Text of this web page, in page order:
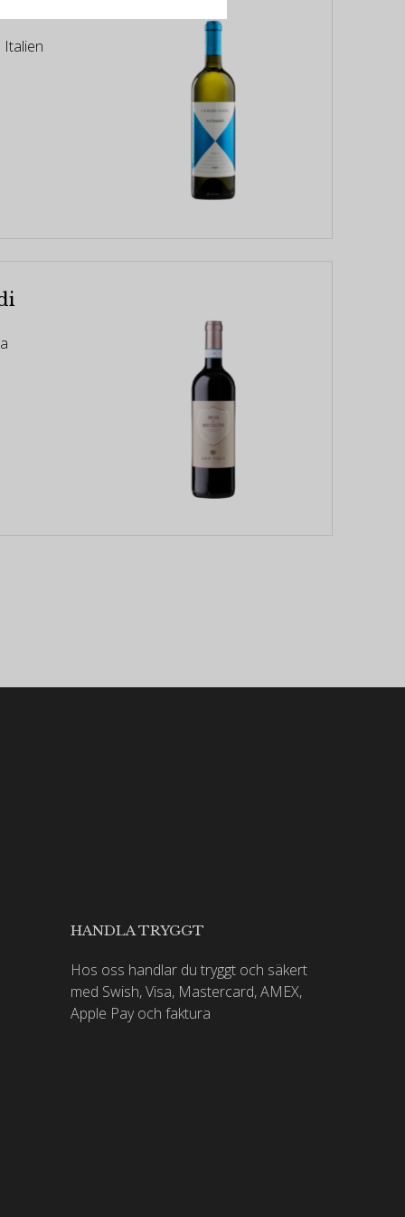
Italien
HANDLA TRYGGT
Hos oss handlar du tryggt och säkert
med Swish, Visa, Mastercard, AMEX,
Apple Pay och faktura